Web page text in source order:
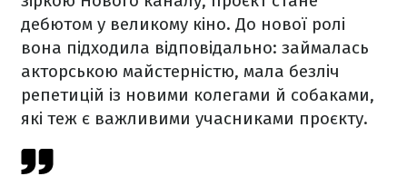
дебютом у великому кіно. До нової ролі
вона підходила відповідально: займалась
акторською майстерністю, мала безліч
репетицій із новими колегами й собаками,
які теж є важливими учасниками проєкту.